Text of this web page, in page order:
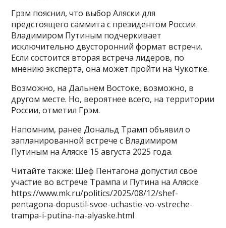
Грэм пояснил, что выбор Аляски для
предстоящего саммита с президентом России
Владимиром Путиным подчеркивает
исключительно двусторонний формат встречи.
Если состоится вторая встреча лидеров, по
мнению эксперта, она может пройти на Чукотке.
Возможно, на Дальнем Востоке, возможно, в
другом месте. Но, вероятнее всего, на территории
России, отметил Грэм.
Напомним, ранее Дональд Трамп объявил о
запланированной встрече с Владимиром
Путиным на Аляске 15 августа 2025 года.
Читайте также: Шеф Пентагона допустил свое
участие во встрече Трампа и Путина на Аляске
https://www.mk.ru/politics/2025/08/12/shef-
pentagona-dopustil-svoe-uchastie-vo-vstreche-
trampa-i-putina-na-alyaske.html